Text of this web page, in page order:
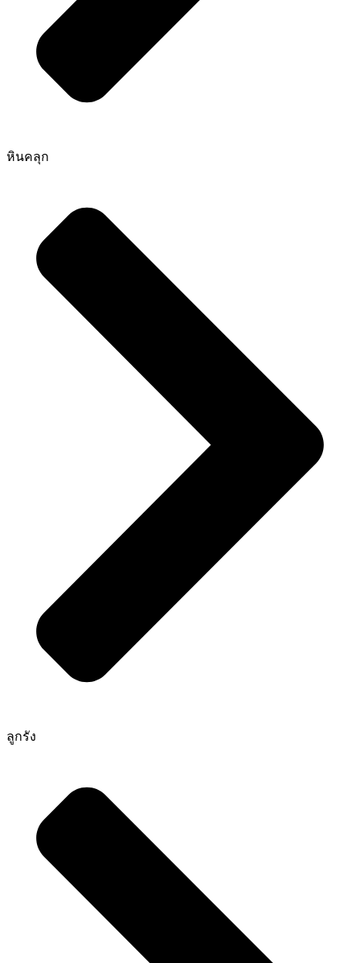
หินคลุก
ลูกรัง